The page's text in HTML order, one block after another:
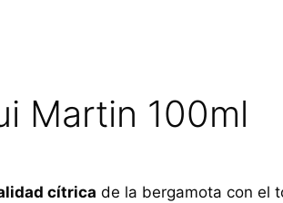
Martin 100ml
cítrica de la bergamota con el